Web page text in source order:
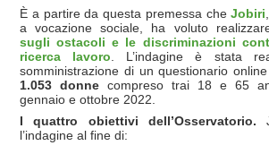
È a partire da questa premessa cheJobiri
a vocazione sociale, ha voluto
sugli ostacoli e le discriminazioni
ricerca lavoro . L’indagine è stata
somministrazione di un questionario
1.053 donne compreso trai 18 e 65
gennaio e ottobre 2022.
I quattro obiettivi dell’Osservatorio.
l’indagine al fine di: